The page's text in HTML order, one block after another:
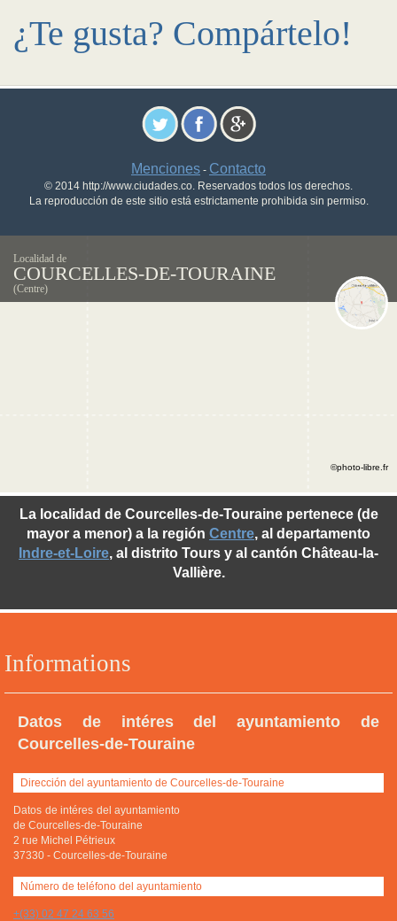
¿Te gusta? Compártelo!
Menciones - Contacto
© 2014 http://www.ciudades.co. Reservados todos los derechos.
La reproducción de este sitio está estrictamente prohibida sin permiso.
Localidad de
COURCELLES-DE-TOURAINE
(Centre)
Informations
Datos de intéres del ayuntamiento de
Courcelles-de-Touraine
Dirección del ayuntamiento de Courcelles-de-Touraine
Datos de intéres del ayuntamiento
de Courcelles-de-Touraine
2 rue Michel Pétrieux
37330 - Courcelles-de-Touraine
Número de teléfono del ayuntamiento
+(33) 02 47 24 63 56
La localidad de Courcelles-de-Touraine pertenece (de
mayor a menor) a la región Centre, al departamento
Indre-et-Loire, al distrito Tours y al cantón Château-la-
Vallière.
©photo-libre.fr